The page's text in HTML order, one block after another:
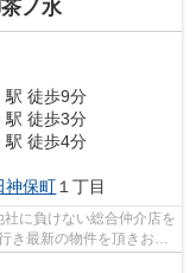
ノ水
駅 徒歩9分
駅 徒歩3分
駅 徒歩4分
神保町 １丁目
に負けない総合仲介店を
き最新の物件を頂きお客